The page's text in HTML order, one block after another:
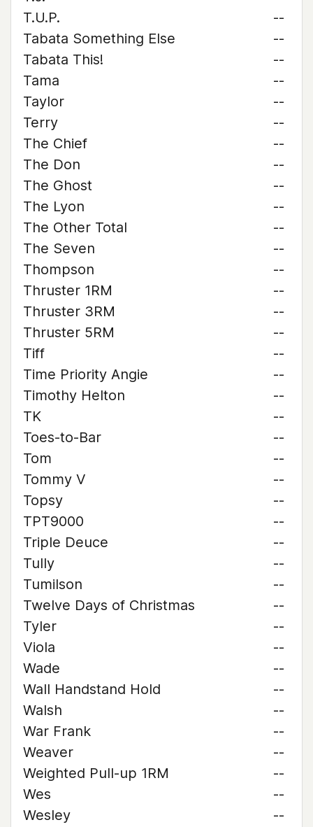
T.U.P.
--
Tabata Something Else
--
Tabata This!
--
Tama
--
Taylor
--
Terry
--
The Chief
--
The Don
--
The Ghost
--
The Lyon
--
The Other Total
--
The Seven
--
Thompson
--
Thruster 1RM
--
Thruster 3RM
--
Thruster 5RM
--
Tiff
--
Time Priority Angie
--
Timothy Helton
--
TK
--
Toes-to-Bar
--
Tom
--
Tommy V
--
Topsy
--
TPT9000
--
Triple Deuce
--
Tully
--
Tumilson
--
Twelve Days of Christmas
--
Tyler
--
Viola
--
Wade
--
Wall Handstand Hold
--
Walsh
--
War Frank
--
Weaver
--
Weighted Pull-up 1RM
--
Wes
--
Wesley
--